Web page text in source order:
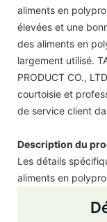
aliments en
élevées et une
des aliments en
largement utilisé.
PRODUCT CO.,
courtoisie et
de service client
Description du
Les détails
aliments en